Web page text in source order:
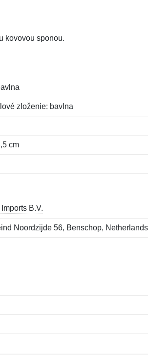
kovovou sponou.
zloženie: bavlna
cm
B.V.
Noordzijde 56, Benschop, Netherlands